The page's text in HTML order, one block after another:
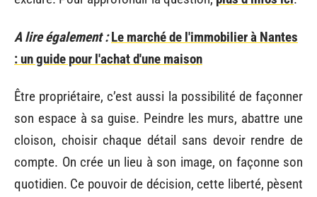
A lire également : Le marché de l'immobilier à Nantes
: un guide pour l'achat d'une maison
Être propriétaire, c’est aussi la possibilité de façonner
son espace à sa guise. Peindre les murs, abattre une
cloison, choisir chaque détail sans devoir rendre de
compte. On crée un lieu à son image, on façonne son
quotidien. Ce pouvoir de décision, cette liberté, pèsent